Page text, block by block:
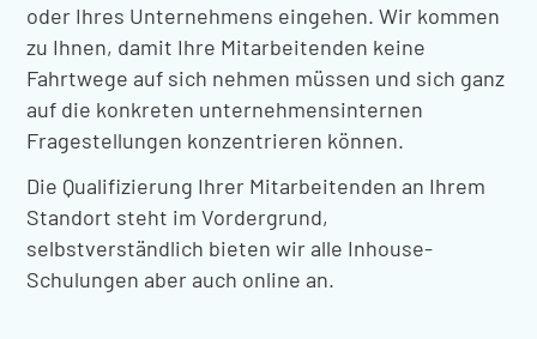
oder Ihres Unternehmens eingehen. Wir kommen
zu Ihnen, damit Ihre Mitarbeitenden keine
Fahrtwege auf sich nehmen müssen und sich ganz
auf die konkreten unternehmensinternen
Fragestellungen konzentrieren können.
Die Qualifizierung Ihrer Mitarbeitenden an Ihrem
Standort steht im Vordergrund,
selbstverständlich bieten wir alle Inhouse-
Schulungen aber auch online an.